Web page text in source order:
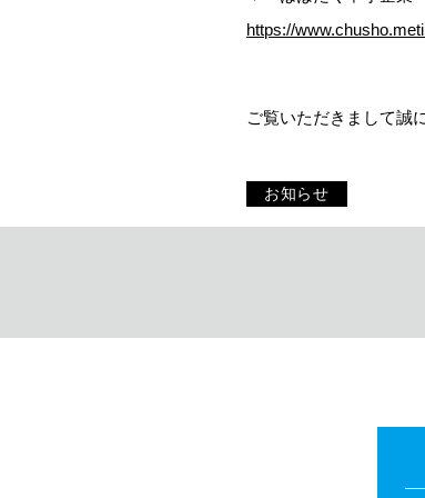
https://
ご覧いただきまして誠
お知らせ